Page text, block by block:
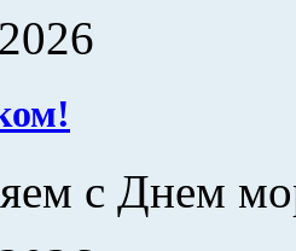
с Днем